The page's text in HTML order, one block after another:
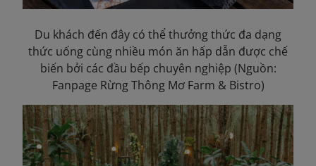
Du khách đến đây có thể thưởng thức đa dạng
thức uống cùng nhiều món ăn hấp dẫn được chế
biến bởi các đầu bếp chuyên nghiệp (Nguồn:
Fanpage Rừng Thông Mơ Farm & Bistro)